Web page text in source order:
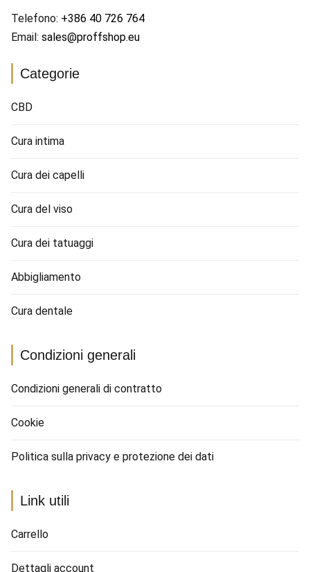
Telefono: +386 40 726 764
Email: sales@proffshop.eu
Categorie
CBD
Cura intima
Cura dei capelli
Cura del viso
Cura dei tatuaggi
Abbigliamento
Cura dentale
Condizioni generali
Condizioni generali di contratto
Cookie
Politica sulla privacy e protezione dei dati
Link utili
Carrello
Dettagli account